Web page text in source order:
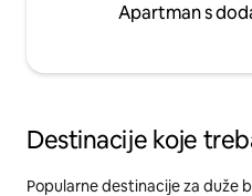
Apartman s
Destinacije koje
Popularne destinacije za duže